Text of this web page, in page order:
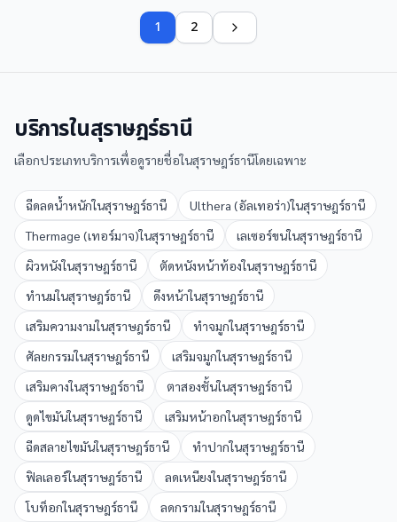
1 2
บริการในสุราษฎร์ธานี
เลือกประเภทบริการเพื่อดูรายชื่อในสุราษฎร์ธานีโดยเฉพาะ
ฉีดลดน้ำหนักในสุราษฎร์ธานี Ulthera (อัลเทอร่า)ในสุราษฎร์ธานี
Thermage (เทอร์มาจ)ในสุราษฎร์ธานี เลเซอร์ขนในสุราษฎร์ธานี
ผิวหนังในสุราษฎร์ธานี ตัดหนังหน้าท้องในสุราษฎร์ธานี
ทำนมในสุราษฎร์ธานี ดึงหน้าในสุราษฎร์ธานี
เสริมความงามในสุราษฎร์ธานี ทำจมูกในสุราษฎร์ธานี
ศัลยกรรมในสุราษฎร์ธานี เสริมจมูกในสุราษฎร์ธานี
เสริมคางในสุราษฎร์ธานี ตาสองชั้นในสุราษฎร์ธานี
ดูดไขมันในสุราษฎร์ธานี เสริมหน้าอกในสุราษฎร์ธานี
ฉีดสลายไขมันในสุราษฎร์ธานี ทำปากในสุราษฎร์ธานี
ฟิลเลอร์ในสุราษฎร์ธานี ลดเหนียงในสุราษฎร์ธานี
โบท็อกในสุราษฎร์ธานี ลดกรามในสุราษฎร์ธานี